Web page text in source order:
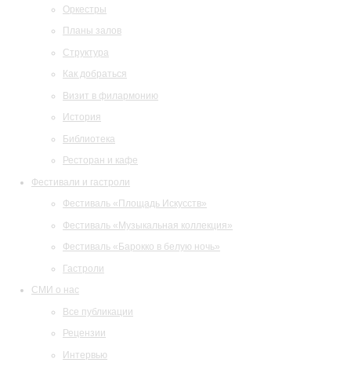
Оркестры
Планы залов
Структура
Как добраться
Визит в филармонию
История
Библиотека
Ресторан и кафе
Фестивали и гастроли
Фестиваль «Площадь Искусств»
Фестиваль «Музыкальная коллекция»
Фестиваль «Барокко в белую ночь»
Гастроли
СМИ о нас
Все публикации
Рецензии
Интервью